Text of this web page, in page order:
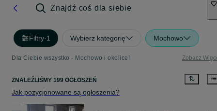
Znajdź coś dla siebie
Filtry·1 Wybierz kategorię Mochowo
Dla Ciebie wszystko - Mochowo i okolice! Zobacz
ZNALEŹLIŚMY 199 OGŁOSZEŃ
Jak pozycjonowane są ogłoszenia?